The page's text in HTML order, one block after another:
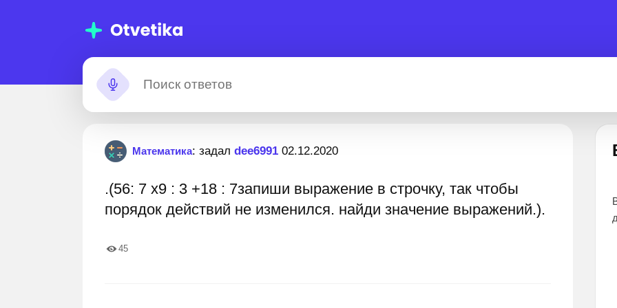
Математика: задал dee6991 02.12.2020
.(56: 7 х9 : 3 +18 : 7запиши выражение в строчку, так чтобы
порядок действий не изменился. найди значение выражений.).
45
000+ пошаговых ответов
Застрял?
Лучшие эксперты готовы помочь 24 часа
Все эксперты прошли тщательный отбор и
дают наиболее точные и понятные ответы